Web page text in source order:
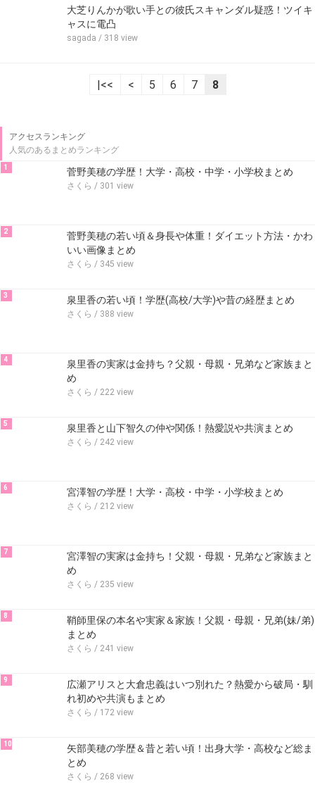
大芝りんかが歌い手との彼氏スキャンダル疑惑！ツイキ
ャスに電凸
sagada / 318 view
|<< < 5 6 7 8
アクセスランキング
人気のあるまとめランキング
1 菅野美穂の学歴！大学・高校・中学・小学校まとめ
さくら / 301 view
2
菅野美穂の若い頃＆身長や体重！ダイエット方法・かわ
いい画像まとめ
さくら / 345 view
3 泉里香の若い頃！学歴(高校/大学)や昔の経歴まとめ
さくら / 388 view
4
泉里香の実家は金持ち？父親・母親・兄弟など家族まと
め
さくら / 222 view
5 泉里香と山下智久の仲や関係！熱愛説や共演まとめ
さくら / 242 view
6 宮澤智の学歴！大学・高校・中学・小学校まとめ
さくら / 212 view
7
宮澤智の実家は金持ち！父親・母親・兄弟など家族まと
め
さくら / 235 view
8
鞘師里保の本名や実家＆家族！父親・母親・兄弟(妹/弟)
まとめ
さくら / 241 view
9
広瀬アリスと大倉忠義はいつ別れた？熱愛から破局・馴
れ初めや共演もまとめ
さくら / 172 view
10
矢部美穂の学歴＆昔と若い頃！出身大学・高校など総ま
とめ
さくら / 268 view